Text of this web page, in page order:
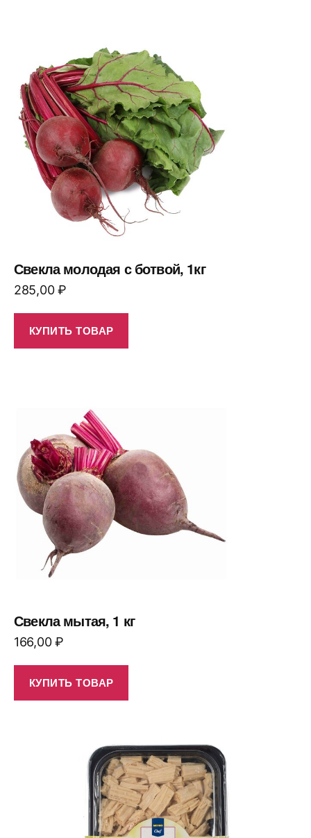
Свекла молодая с ботвой, 1кг
285,00₽
КУПИТЬ ТОВАР
Свекла мытая, 1 кг
166,00₽
КУПИТЬ ТОВАР